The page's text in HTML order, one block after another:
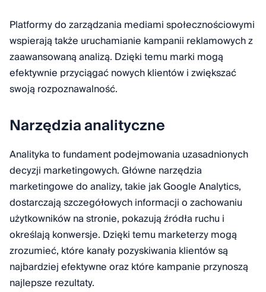
Platformy do zarządzania mediami społecznościowymi
wspierają także uruchamianie kampanii reklamowych z
zaawansowaną analizą. Dzięki temu marki mogą
efektywnie przyciągać nowych klientów i zwiększać
swoją rozpoznawalność.
Narzędzia analityczne
Analityka to fundament podejmowania uzasadnionych
decyzji marketingowych. Główne narzędzia
marketingowe do analizy, takie jak Google Analytics,
dostarczają szczegółowych informacji o zachowaniu
użytkowników na stronie, pokazują źródła ruchu i
określają konwersje. Dzięki temu marketerzy mogą
zrozumieć, które kanały pozyskiwania klientów są
najbardziej efektywne oraz które kampanie przynoszą
najlepsze rezultaty.